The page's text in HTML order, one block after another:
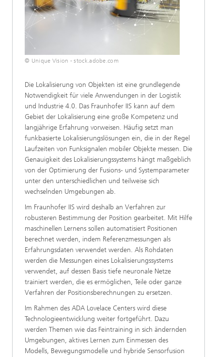
© Unique Vision - stock.adobe.com
Die Lokalisierung von Objekten ist eine grundlegende
Notwendigkeit für viele Anwendungen in der Logistik
und Industrie 4.0. Das Fraunhofer IIS kann auf dem
Gebiet der Lokalisierung eine große Kompetenz und
langjährige Erfahrung vorweisen. Häufig setzt man
funkbasierte Lokalisierungslösungen ein, die in der Regel
Laufzeiten von Funksignalen mobiler Objekte messen. Die
Genauigkeit des Lokalisierungssystems hängt maßgeblich
von der Optimierung der Fusions- und Systemparameter
unter den unterschiedlichen und teilweise sich
wechselnden Umgebungen ab.
Im Fraunhofer IIS wird deshalb an Verfahren zur
robusteren Bestimmung der Position gearbeitet. Mit Hilfe
maschinellen Lernens sollen automatisiert Positionen
berechnet werden, indem Referenzmessungen als
Erfahrungsdaten verwendet werden. Als Rohdaten
werden die Messungen eines Lokalisierungssystems
verwendet, auf dessen Basis tiefe neuronale Netze
trainiert werden, die es ermöglichen, Teile oder ganze
Verfahren der Positionsberechnungen zu ersetzen.
Im Rahmen des ADA Lovelace Centers wird diese
Technologieentwicklung weiter fortgeführt. Dazu
werden Themen wie das Feintraining in sich ändernden
Umgebungen, aktives Lernen zum Einmessen des
Modells, Bewegungsmodelle und hybride Sensorfusion